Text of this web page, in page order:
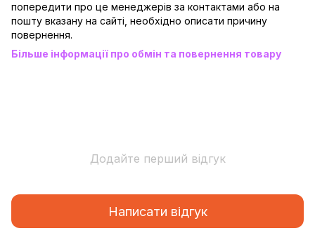
попередити про це менеджерів за контактами або на
пошту вказану на сайті, необхідно описати причину
повернення.
Більше інформації про обмін та повернення товару
Додайте перший відгук
Написати відгук